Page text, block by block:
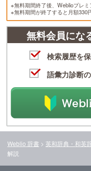
※無料期間終了後、Weblioプレミ
※無料期間が終了すると月額330
無料会員にな
検索履歴を
語彙力診断
Weblio 辞書 > 英和辞典・和英
解説